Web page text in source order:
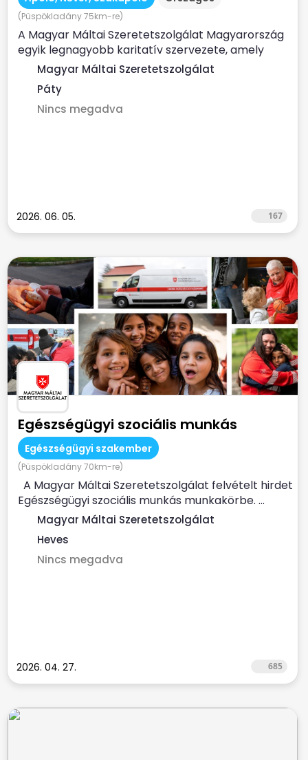
(Püspökladány 75km-re)
A Magyar Máltai Szeretetszolgálat Magyarország
egyik legnagyobb karitatív szervezete, amely
évente több százezer...
Magyar Máltai Szeretetszolgálat
Páty
Nincs megadva
2026. 06. 05. 167
Egészségügyi szociális munkás
Egészségügyi szakember
(Püspökladány 70km-re)
A Magyar Máltai Szeretetszolgálat felvételt hirdet
Egészségügyi szociális munkás munkakörbe. ...
Magyar Máltai Szeretetszolgálat
Heves
Nincs megadva
2026. 04. 27. 685